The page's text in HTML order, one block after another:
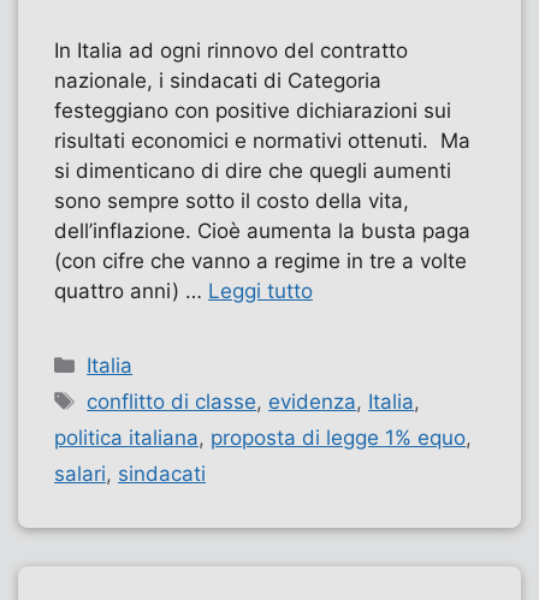
In Italia ad ogni rinnovo del contratto
nazionale, i sindacati di Categoria
festeggiano con positive dichiarazioni sui
risultati economici e normativi ottenuti. Ma
si dimenticano di dire che quegli aumenti
sono sempre sotto il costo della vita,
dell’inflazione. Cioè aumenta la busta paga
(con cifre che vanno a regime in tre a volte
quattro anni) … Leggi tutto
Categorie
Italia
Tag
conflitto di classe, evidenza, Italia,
politica italiana, proposta di legge 1% equo,
salari, sindacati